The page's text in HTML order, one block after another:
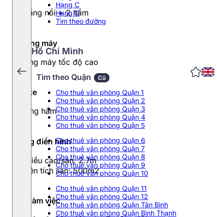
Hạng C
Hạng D
Tìm theo đường
Hồ Chí Minh
Tìm theo Quận Cũ
Cho thuê văn phòng Quận 1
Cho thuê văn phòng Quận 2
Cho thuê văn phòng Quận 3
Cho thuê văn phòng Quận 4
Cho thuê văn phòng Quận 5
Cho thuê văn phòng Quận 6
Cho thuê văn phòng Quận 7
Cho thuê văn phòng Quận 8
Cho thuê văn phòng Quận 9
Cho thuê văn phòng Quận 10
Cho thuê văn phòng Quận 11
Cho thuê văn phòng Quận 12
Cho thuê văn phòng Quận Tân Bình
Cho thuê văn phòng Quận Bình Thạnh
21 tầng nổi + 2 hầm
Thang máy
Thang máy tốc độ cao
Đỗ xe
2 tầng hầm
Tầng điển hình
- Chiều cao/sàn: 2.7m
- Diện tích sàn: 500m2
Giờ làm việc